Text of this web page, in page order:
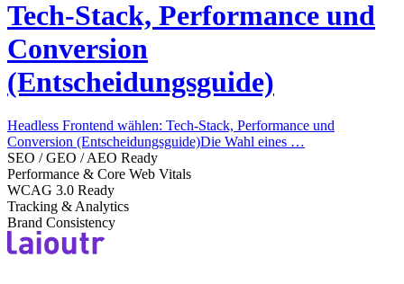
Tech-Stack, Performance und
Conversion
(Entscheidungsguide)
Headless Frontend wählen: Tech-Stack, Performance und
Conversion (Entscheidungsguide)Die Wahl eines …
SEO / GEO / AEO Ready
Performance & Core Web Vitals
WCAG 3.0 Ready
Tracking & Analytics
Brand Consistency